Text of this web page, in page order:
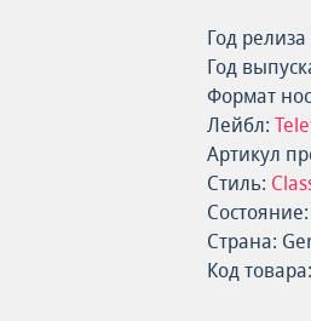
Год
Год
Формат
Лейбл:
Артикул
Стиль:
Страна:
Код